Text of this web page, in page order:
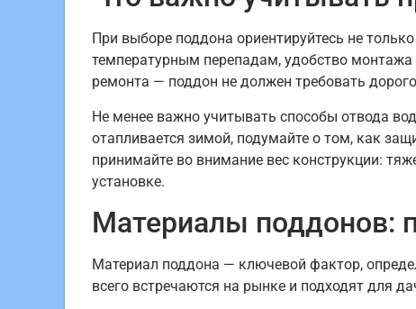
При выборе поддона ориентируйтесь не
температурным перепадам, удобство
ремонта — поддон не должен требовать
Не менее важно учитывать способы отвода
отапливается зимой, подумайте о том, как
принимайте во внимание вес конструкции:
установке.
Материалы поддонов:
Материал поддона — ключевой фактор,
всего встречаются на рынке и подходят для